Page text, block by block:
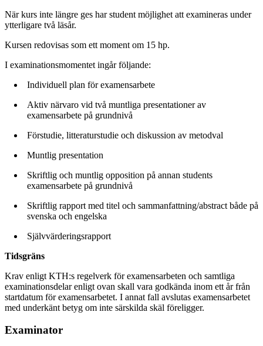
När kurs inte längre ges har student möjlighet att examineras under
ytterligare två läsår.
Kursen redovisas som ett moment om 15 hp.
I examinationsmomentet ingår följande:
Individuell plan för examensarbete
Aktiv närvaro vid två muntliga presentationer av
examensarbete på grundnivå
Förstudie, litteraturstudie och diskussion av metodval
Muntlig presentation
Skriftlig och muntlig opposition på annan students
examensarbete på grundnivå
Skriftlig rapport med titel och sammanfattning/abstract både på
svenska och engelska
Självvärderingsrapport
Tidsgräns
Krav enligt KTH:s regelverk för examensarbeten och samtliga
examinationsdelar enligt ovan skall vara godkända inom ett år från
startdatum för examensarbetet. I annat fall avslutas examensarbetet
med underkänt betyg om inte särskilda skäl föreligger.
Examinator